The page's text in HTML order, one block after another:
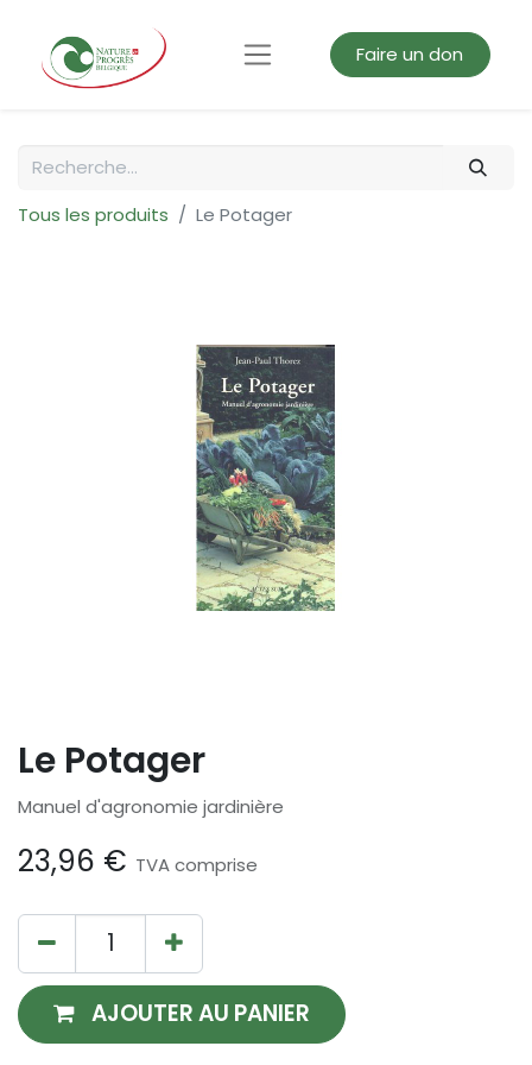
Faire un don
Tous les produits Le Potager
Le Potager
Manuel d'agronomie jardinière
23,96 € TVA comprise
AJOUTER AU PANIER